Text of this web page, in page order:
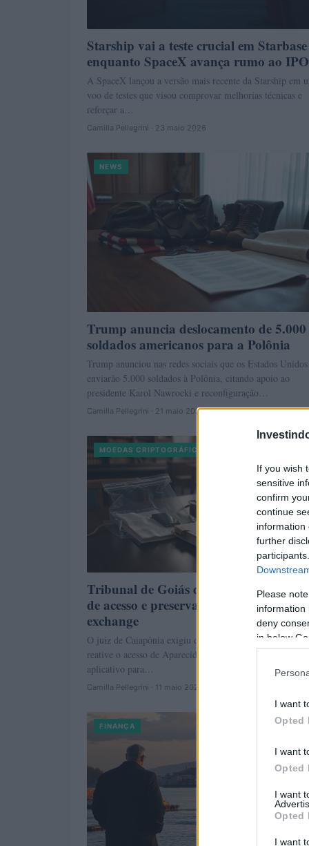
If you wish
sensitive
confirm
continue
information
further
Please
information
deny
in below
I want
Opted
I want
Opted
I want
Opted
I want
Starship vai a teste crucial em Starbase
enquanto SpaceX avança rumo ao IPO
A SpaceX lançou a versão mais recente da Starship em
voo de testes que visou comprovar melhorias técnicas e
reforçar a…
Camilla Pellegrini · 23 maio 2026
NEWS
Trump anuncia deslocamento de 5.000
soldados americanos para a Polônia
Trump anunciou nas redes sociais que os Estados Unidos
enviarão 5.000 soldados à Polônia, citando apoio ao
presidente Karol Nawrocki e reconfiguração…
Camilla Pellegrini · 21 maio 2026
MOEDAS CRIPTOGRÁFICAS
Tribunal de Goiás determina
de acesso e preservação de provas pela
exchange
O juiz de Caiapônia exigiu que a Ether Exchange Ltda
reative o acesso de Aparecida e conserve os dados do
aplicativo para…
Camilla Pellegrini · 11 maio 2026
FINANÇA